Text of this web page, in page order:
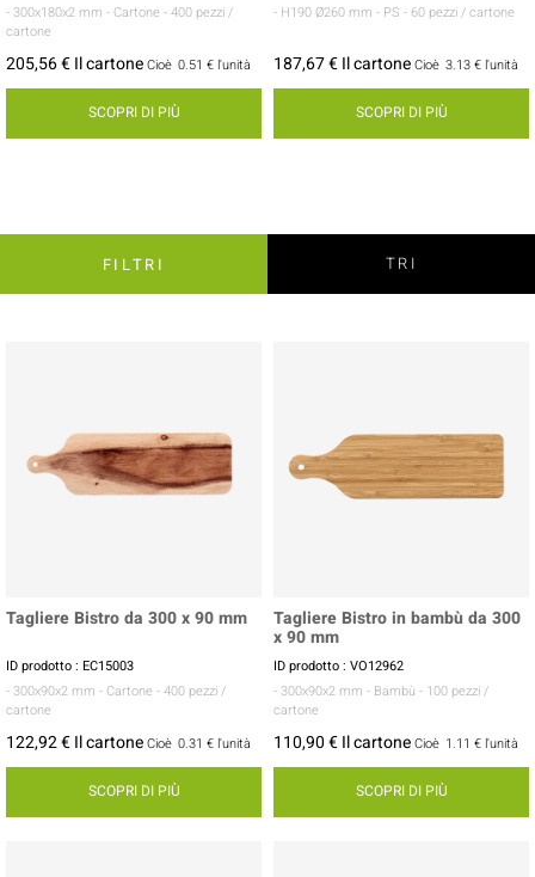
- 300x180x2 mm - Cartone - 400 pezzi /
cartone
205,56 € Il cartoneCioè 0.51 € l'unità
SCOPRI DI PIÙ
- H190 Ø260 mm - PS - 60 pezzi / cartone
187,67 € Il cartoneCioè 3.13 € l'unità
SCOPRI DI PIÙ
FILTRI TRI
Tagliere Bistro da 300 x 90 mm
ID prodotto : EC15003
- 300x90x2 mm - Cartone - 400 pezzi /
cartone
122,92 € Il cartoneCioè 0.31 € l'unità
SCOPRI DI PIÙ
Tagliere Bistro in bambù da 300
x 90 mm
ID prodotto : VO12962
- 300x90x2 mm - Bambù - 100 pezzi /
cartone
110,90 € Il cartoneCioè 1.11 € l'unità
SCOPRI DI PIÙ